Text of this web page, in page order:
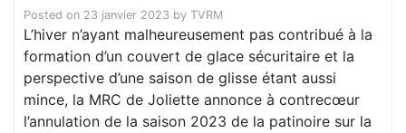
Posted on 23 janvier 2023 by TVRM
L’hiver n’ayant malheureusement pas contribué à la
formation d’un couvert de glace sécuritaire et la
perspective d’une saison de glisse étant aussi
mince, la MRC de Joliette annonce à contrecœur
l’annulation de la saison 2023 de la patinoire sur la